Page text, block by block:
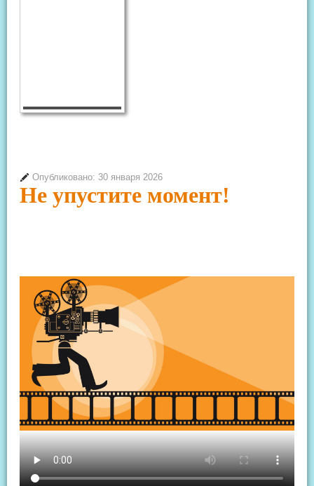
Опубликовано: 30 января 2026
Не упустите момент!